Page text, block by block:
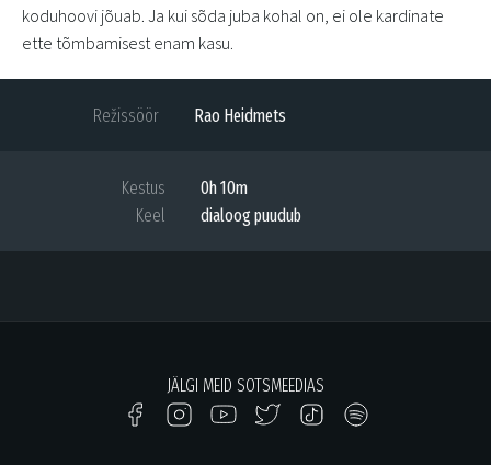
koduhoovi jõuab. Ja kui sõda juba kohal on, ei ole kardinate
ette tõmbamisest enam kasu.
Režissöör Rao Heidmets
Kestus
0h 10m
Keel
dialoog puudub
JÄLGI MEID SOTSMEEDIAS